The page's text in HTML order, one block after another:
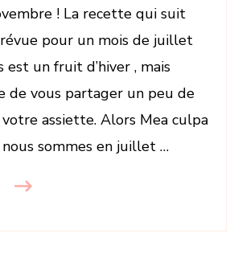
! La recette qui suit
pour un mois de juillet
est un fruit d’hiver , mais
de vous partager un peu de
assiette. Alors Mea culpa
nous sommes en juillet …